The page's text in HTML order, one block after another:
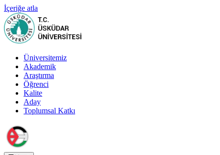
İçeriğe atla
Üniversitemiz
Akademik
Araştırma
Öğrenci
Kalite
Aday
Toplumsal Katkı